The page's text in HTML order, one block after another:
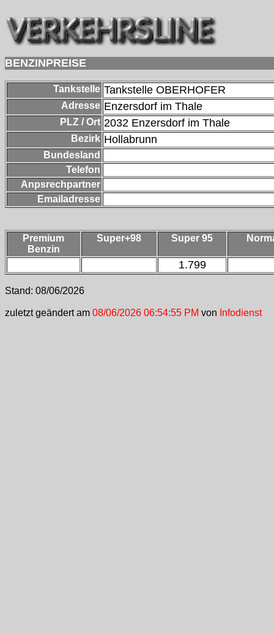
BENZINPREISE
Tankstelle Tankstelle OBERHOFER
Adresse Enzersdorf im Thale
PLZ / Ort 2032 Enzersdorf im Thale
Bezirk Hollabrunn
Bundesland
Telefon
Anpsrechpartner
Emailadresse
Premium
Benzin
Super+98 Super 95
1.799
Stand: 08/06/2026
zuletzt geändert am 08/06/2026 06:54:55 PM von Infodienst